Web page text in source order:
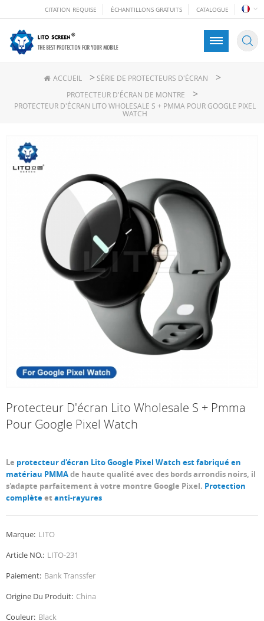
CITATION REQUISE ÉCHANTILLONS GRATUITS CATALOGUE
ACCUEIL > SÉRIE DE PROTECTEURS D'ÉCRAN >
PROTECTEUR D'ÉCRAN DE MONTRE >
PROTECTEUR D'ÉCRAN LITO WHOLESALE S + PMMA POUR GOOGLE PIXEL
WATCH
Protecteur D'écran Lito Wholesale S + Pmma
Pour Google Pixel Watch
Le protecteur d'écran Lito Google Pixel Watch est fabriqué en
matériau PMMAde haute qualité avec des bords arrondis noirs, il
s'adapte parfaitement à votre montre Google Pixel. Protection
complèteet anti-rayures
Marque: LITO
Article NO.: LITO-231
Paiement: Bank Transsfer
Origine Du Produit: China
Couleur: Black